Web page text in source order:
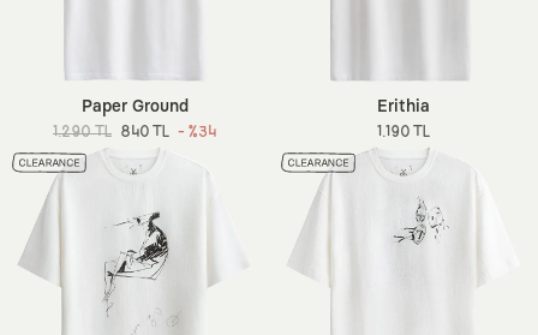
Paper Ground
1.290 TL 840 TL - %34
Erithia
1.190 TL